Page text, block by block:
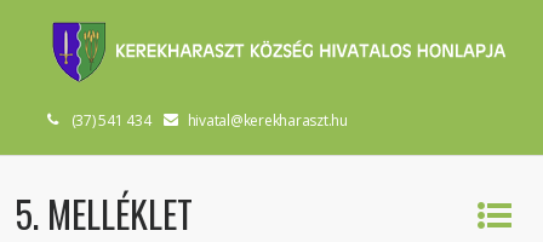
(37) 541 434 hivatal@kerekharaszt.hu
5. MELLÉKLET